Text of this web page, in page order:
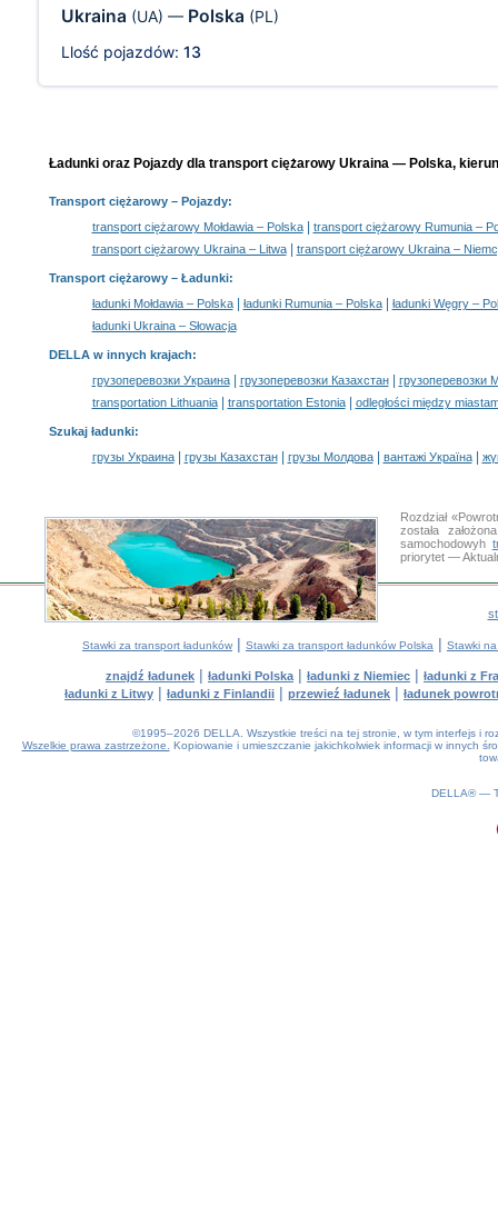
Ukraina (UA) — Polska (PL)
Llość pojazdów: 13
Ładunki oraz Pojazdy dla transport ciężarowy Ukraina — Polska,
Transport ciężarowy– Pojazdy:
transport ciężarowy Mołdawia – Polska|
transport ciężarowy Rumunia –
transport ciężarowy Ukraina – Litwa| transport ciężarowy Ukraina –
Transport ciężarowy – Ładunki:
ładunki Mołdawia – Polska| ładunki Rumunia – Polska|
ładunki Węgry –
ładunki Ukraina – Słowacja
DELLA w innych krajach:
грузоперевозки Украина| грузоперевозки Казахстан|
грузоперевозки
transportation Lithuania| transportation Estonia| odległości między
Szukaj ładunki:
грузы Украина| грузы Казахстан| грузы Молдова| вантажі Україна|
Rozdział
została
samochodowyh
priorytet —
Stawki za transport ładunków | Stawki za transport ładunków Polska | Stawki
znajdź ładunek | ładunki Polska | ładunki z Niemiec | ładunki z
ładunki z Litwy | ładunki z Finlandii | przewieź ładunek | ładunek
©1995–2026 DELLA. Wszystkie treści na tej stronie, w tym interfejs i
Wszelkie prawa zastrzeżone.
Kopiowanie i umieszczanie jakichkolwiek informacji w innych
DELLA® —